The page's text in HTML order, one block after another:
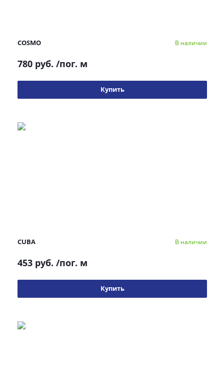
COSMO В наличии
780 руб. /пог. м
Купить
CUBA В наличии
453 руб. /пог. м
Купить